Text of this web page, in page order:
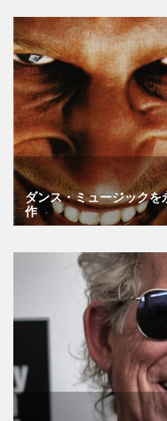
ダンス・ミュージック
作